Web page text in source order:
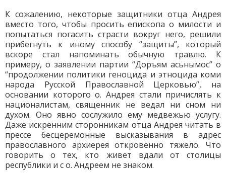
К сожалению, некоторые защитники отца Андрея
вместо того, чтобы просить епископа о милости и
попытаться погасить страсти вокруг него, решили
прибегнуть к иному способу “защиты”, который
вскоре стал напоминать обычную травлю. К
примеру, о заявлении партии “Доръям асьнымос” о
“продолжении политики геноцида и этноцида коми
народа Русской Православной Церковью”, на
основании которого о. Андрея стали причислять к
националистам, священник не ведал ни сном ни
духом. Оно явно сослужило ему медвежью услугу.
Даже искренним сторонникам отца Андрея читать в
прессе бесцеремонные высказывания в адрес
православного архиерея откровенно тяжело. Что
говорить о тех, кто живет вдали от столицы
республики и с о. Андреем не знаком.